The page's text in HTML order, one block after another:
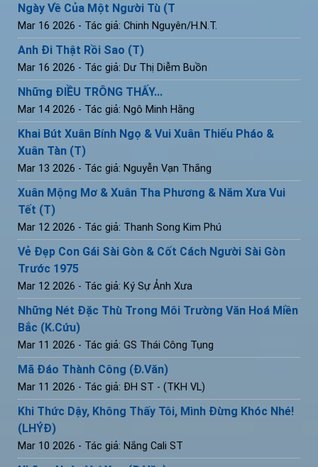
Ngày Về Của Một Người Tù (T
Mar 16 2026 - Tác giả: Chinh Nguyên/H.N.T.
Anh Đi Thật Rồi Sao (T)
Mar 16 2026 - Tác giả: Dư Thị Diễm Buồn
Những ĐIỀU TRÔNG THẤY...
Mar 14 2026 - Tác giả: Ngô Minh Hằng
Khai Bút Xuân Bính Ngọ & Vui Xuân Thiếu Pháo &
Xuân Tàn (T)
Mar 13 2026 - Tác giả: Nguyễn Vạn Thắng
Xuân Mộng Mơ & Xuân Tha Phương & Năm Xưa Vui
Tết (T)
Mar 12 2026 - Tác giả: Thanh Song Kim Phú
Vẻ Đẹp Con Gái Sài Gòn & Cốt Cách Người Sài Gòn
Trước 1975
Mar 12 2026 - Tác giả: Ký Sự Ảnh Xưa
Những Nét Đặc Thù Trong Môi Trường Văn Hoá Miền
Bắc (K.Cứu)
Mar 11 2026 - Tác giả: GS Thái Công Tụng
Mã Đáo Thành Công (Đ.Văn)
Mar 11 2026 - Tác giả: ĐH ST - (TKH VL)
Khi Thức Dậy, Không Thấy Tôi, Mình Đừng Khóc Nhé!
(LHÝĐ)
Mar 10 2026 - Tác giả: Nắng Cali ST